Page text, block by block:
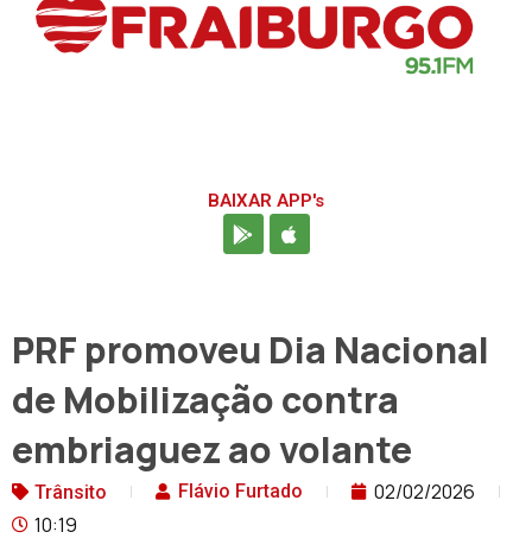
BAIXAR APP's
PRF promoveu Dia Nacional
de Mobilização contra
embriaguez ao volante
Trânsito Flávio Furtado
02/02/2026
10:19